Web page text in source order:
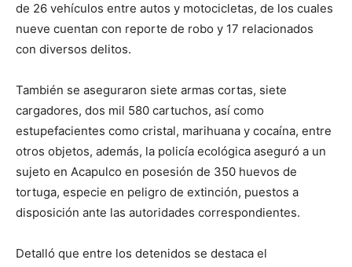
de 26 vehículos entre autos y motocicletas, de los cuales
nueve cuentan con reporte de robo y 17 relacionados
con diversos delitos.
También se aseguraron siete armas cortas, siete
cargadores, dos mil 580 cartuchos, así como
estupefacientes como cristal, marihuana y cocaína, entre
otros objetos, además, la policía ecológica aseguró a un
sujeto en Acapulco en posesión de 350 huevos de
tortuga, especie en peligro de extinción, puestos a
disposición ante las autoridades correspondientes.
Detalló que entre los detenidos se destaca el